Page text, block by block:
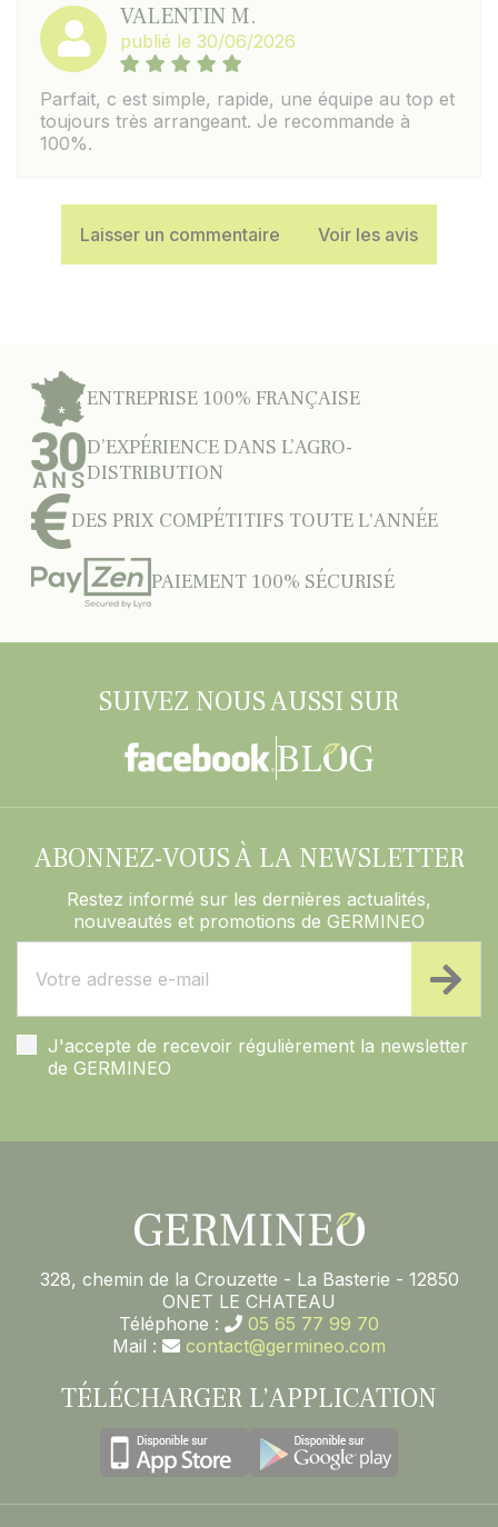
VALENTIN M.
publié le 30/06/2026
Parfait, c est simple, rapide, une équipe au top et
toujours très arrangeant. Je recommande à
100%.
Laisser un commentaire Voir les avis
ENTREPRISE 100% FRANÇAISE
D’EXPÉRIENCE DANS L’AGRO-
DISTRIBUTION
DES PRIX COMPÉTITIFS TOUTE L'ANNÉE
PAIEMENT 100% SÉCURISÉ
SUIVEZ NOUS AUSSI SUR
ABONNEZ-VOUS À LA NEWSLETTER
Restez informé sur les dernières actualités,
nouveautés et promotions de GERMINEO
J'accepte de recevoir régulièrement la newsletter
de GERMINEO
328, chemin de la Crouzette - La Basterie - 12850
ONET LE CHATEAU
Téléphone :
05 65 77 99 70
Mail :
contact@germineo.com
TÉLÉCHARGER L’APPLICATION